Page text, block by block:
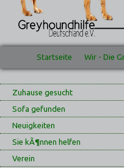
Startseite Wir - Die
Zuhause gesucht
Sofa gefunden
Neuigkeiten
Sie kÃ¶nnen helfen
Verein